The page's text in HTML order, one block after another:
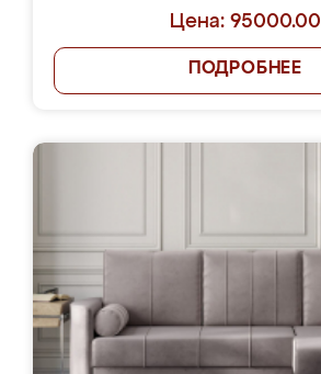
Цена: 95000.00
ПОДРОБНЕЕ